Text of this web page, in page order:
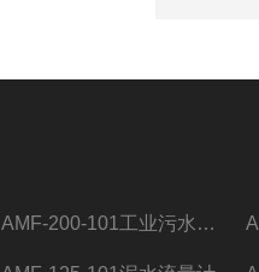
AMF-200-101工业污水流量计